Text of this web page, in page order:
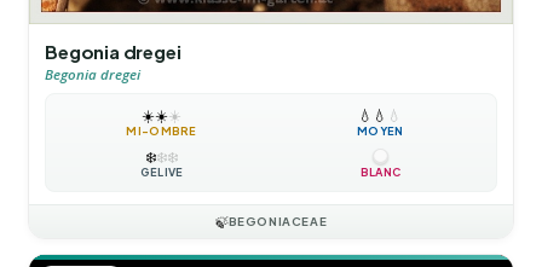
Begonia dregei
Begonia dregei
☀️☀️☀️
MI-OMBRE
💧 💧 💧
MOYEN
❄️❄️❄️
GÉLIVE BLANC
🍃BEGONIACEAE